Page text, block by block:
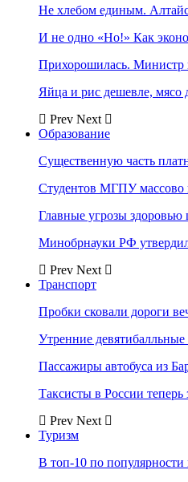
Не хлебом единым.
И не одно «Но!» Как
Прихорошилась. Министр
Яйца и рис дешевле, мясо
Prev Next
Образование
Существенную часть
Студентов МГПУ массово
Главные угрозы здоровью
Минобрнауки РФ
Prev Next
Транспорт
Пробки сковали дороги
Утренние девятибалльные
Пассажиры автобуса из
Таксисты в России
Prev Next
Туризм
В топ-10 по